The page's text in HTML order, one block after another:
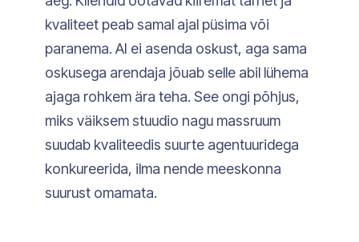
kvaliteet peab samal ajal püsima või
paranema. AI ei asenda oskust, aga sama
oskusega arendaja jõuab selle abil lühema
ajaga rohkem ära teha. See ongi põhjus,
miks väiksem stuudio nagu massruum
suudab kvaliteedis suurte agentuuridega
konkureerida, ilma nende meeskonna
suurust omamata.